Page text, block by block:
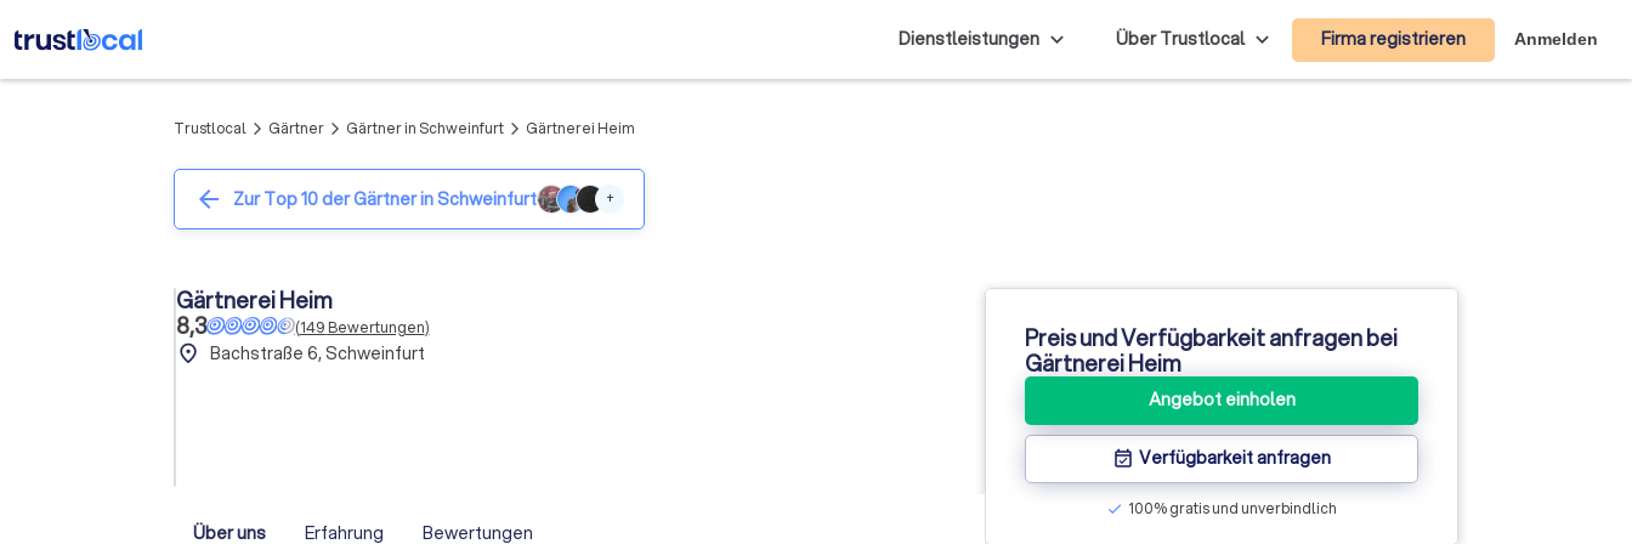
Dienstleistungen Über Trustlocal Firma registrieren Anmelden
Trustlocal arrow_forward_ios Gärtner arrow_forward_ios Gärtner in Schweinfurt arrow_forward_ios Gärtnerei Heim
arrow_back Zur Top 10 der Gärtner in Schweinfurt +
Gärtnerei Heim
8,3
(149Bewertungen)
place Bachstraße 6, Schweinfurt
Über uns Erfahrung Bewertungen
Preis und Verfügbarkeit anfragen bei
Gärtnerei Heim
Angebot einholen
event_available Verfügbarkeit anfragen
check 100% gratis und unverbindlich